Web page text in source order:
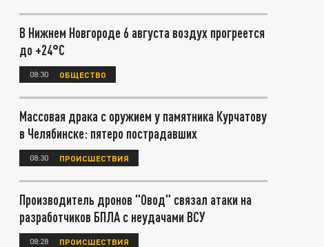
В Нижнем Новгороде 6 августа воздух прогреется
до +24°С
08:30 ОБЩЕСТВО
Массовая драка с оружием у памятника Курчатову
в Челябинске: пятеро пострадавших
08:30 ПРОИСШЕСТВИЯ
Производитель дронов "Овод" связал атаки на
разработчиков БПЛА с неудачами ВСУ
08:28 ПРОИСШЕСТВИЯ